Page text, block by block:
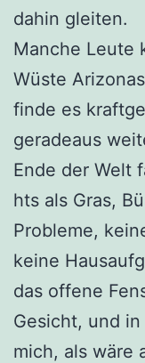
dahin gleiten.
Manche Leute
Wüste
finde es
geradeaus
Ende der Welt
hts als Gras,
Probleme,
keine
das offene
Gesicht, und
mich, als wäre